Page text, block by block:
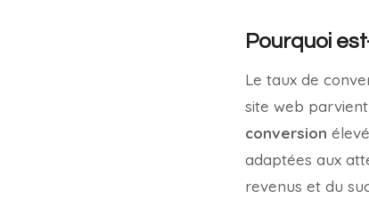
Pourquoi
Le taux de
site web
conversion
adaptées aux
revenus et du